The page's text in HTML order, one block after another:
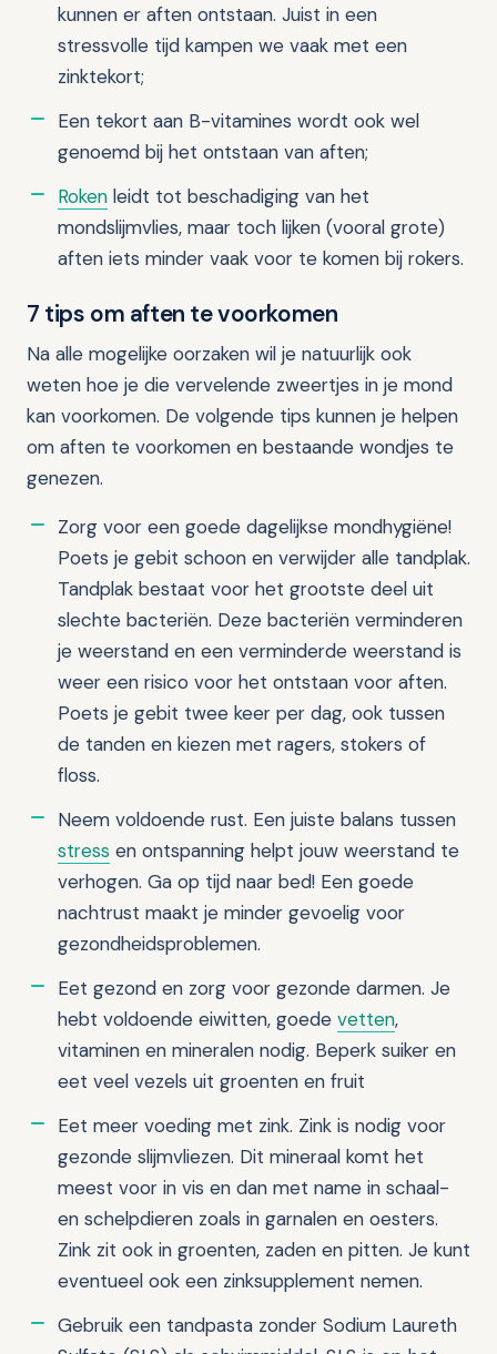
kunnen er aften ontstaan. Juist in een
stressvolle tijd kampen we vaak met een
zinktekort;
Een tekort aan B-vitamines wordt ook wel
genoemd bij het ontstaan van aften;
Roken leidt tot beschadiging van het
mondslijmvlies, maar toch lijken (vooral grote)
aften iets minder vaak voor te komen bij rokers.
7 tips om aften te voorkomen
Na alle mogelijke oorzaken wil je natuurlijk ook
weten hoe je die vervelende zweertjes in je mond
kan voorkomen. De volgende tips kunnen je helpen
om aften te voorkomen en bestaande wondjes te
genezen.
Zorg voor een goede dagelijkse mondhygiëne!
Poets je gebit schoon en verwijder alle tandplak.
Tandplak bestaat voor het grootste deel uit
slechte bacteriën. Deze bacteriën verminderen
je weerstand en een verminderde weerstand is
weer een risico voor het ontstaan voor aften.
Poets je gebit twee keer per dag, ook tussen
de tanden en kiezen met ragers, stokers of
floss.
Neem voldoende rust. Een juiste balans tussen
stress en ontspanning helpt jouw weerstand te
verhogen. Ga op tijd naar bed! Een goede
nachtrust maakt je minder gevoelig voor
gezondheidsproblemen.
Eet gezond en zorg voor gezonde darmen. Je
hebt voldoende eiwitten, goede vetten,
vitaminen en mineralen nodig. Beperk suiker en
eet veel vezels uit groenten en fruit
Eet meer voeding met zink. Zink is nodig voor
gezonde slijmvliezen. Dit mineraal komt het
meest voor in vis en dan met name in schaal-
en schelpdieren zoals in garnalen en oesters.
Zink zit ook in groenten, zaden en pitten. Je kunt
eventueel ook een zinksupplement nemen.
Gebruik een tandpasta zonder Sodium Laureth